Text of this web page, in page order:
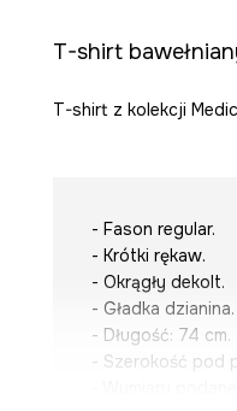
T-shirt
T-shirt z kolekcji
- Fason regular.
- Krótki rękaw.
- Okrągły dekolt.
- Gładka dzianina.
- Długość: 74 cm.
- Szerokość pod